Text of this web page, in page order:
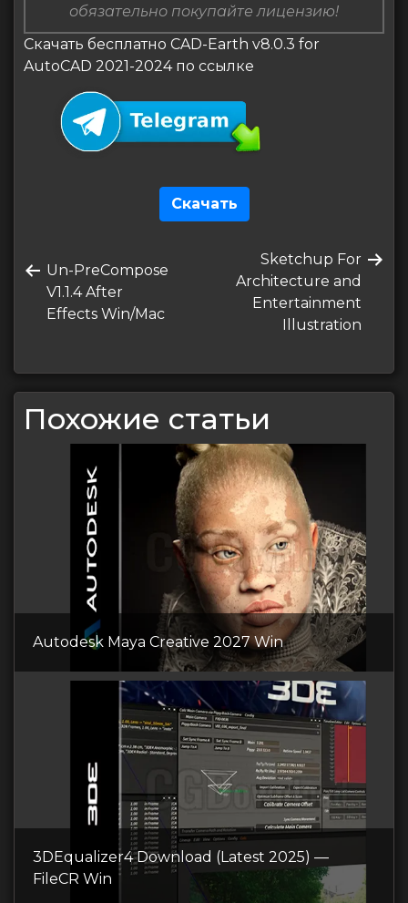
обязательно покупайте лицензию!
Скачать бесплатно CAD-Earth v8.0.3 for
AutoCAD 2021-2024 по ссылке
Скачать
по
записям
Предыдущая
запись
Un-PreCompose
V1.1.4 After
Effects Win/Mac
Следующая
запись
Sketchup For
Architecture and
Entertainment
Illustration
Похожие статьи
Autodesk Maya Creative 2027 Win
3DEqualizer4 Download (Latest 2025) —
FileCR Win